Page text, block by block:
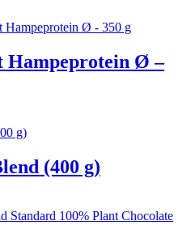
Hampeprotein Ø –
(400 g)